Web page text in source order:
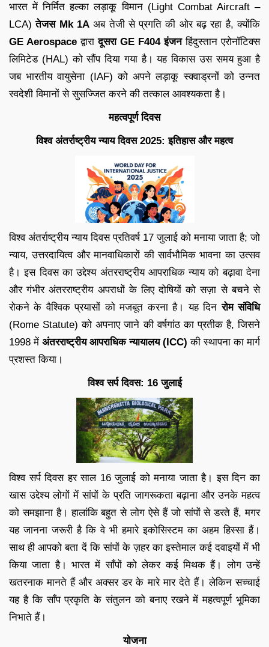
भारत में निर्मित हल्का लड़ाकू विमान (Light Combat Aircraft –
LCA)तेजस Mk 1Aअब तेजी से प्रगति की ओर बढ़ रहा है, क्योंकि
GE Aerospace द्वारादूसरा GE F404 इंजनहिंदुस्तान एरोनॉटिक्स
लिमिटेड (HAL) को सौंप दिया गया है। यह विकास उस समय हुआ है
जब भारतीय वायुसेना (IAF) को अपने लड़ाकू स्क्वाड्रनों को उन्नत
स्वदेशी विमानों से सुसज्जित करने की तत्काल आवश्यकता है।
महत्वपूर्ण दिवस
विश्व अंतर्राष्ट्रीय न्याय दिवस 2025: इतिहास और महत्व
विश्व अंतर्राष्ट्रीय न्याय दिवस प्रतिवर्ष 17 जुलाई को मनाया जाता है; जो
न्याय, उत्तरदायित्व और मानवाधिकारों की सार्वभौमिक भावना का उत्सव
है। इस दिवस का उद्देश्य अंतरराष्ट्रीय आपराधिक न्याय को बढ़ावा देना
और गंभीर अंतरराष्ट्रीय अपराधों के लिए दोषियों को सज़ा से बचने से
रोकने के वैश्विक प्रयासों को मजबूत करना है। यह दिनरोम संविधि
(Rome Statute) को अपनाए जाने की वर्षगांठ का प्रतीक है, जिसने
1998 में अंतरराष्ट्रीय आपराधिक न्यायालय (ICC) की स्थापना का मार्ग
प्रशस्त किया।
विश्व सर्प दिवस: 16 जुलाई
विश्व सर्प दिवस हर साल 16 जुलाई को मनाया जाता है। इस दिन का
खास उद्देश्य लोगों में सांपों के प्रति जागरूकता बढ़ाना और उनके महत्व
को समझाना है। हालांकि बहुत से लोग ऐसे हैं जो सांपों से डरते हैं, मगर
यह जानना जरूरी है कि वे भी हमारे इकोसिस्टम का अहम हिस्सा हैं।
साथ ही आपको बता दें कि सांपों के ज़हर का इस्तेमाल कई दवाइयों में भी
किया जाता है। भारत में साँपों को लेकर कई मिथक हैं। लोग उन्हें
खतरनाक मानते हैं और अक्सर डर के मारे मार देते हैं। लेकिन सच्चाई
यह है कि साँप प्रकृति के संतुलन को बनाए रखने में महत्वपूर्ण भूमिका
निभाते हैं।
योजना